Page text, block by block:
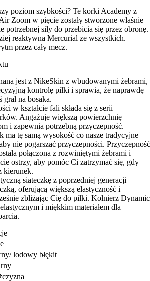
poziom szybkości? Te korki Academy z
Zoom w pięcie zostały stworzone właśnie
potrzebnej siły do przebicia się przez obronę.
reaktywna Mercurial ze wszystkich.
przez cały mecz.
jest z NikeSkin z wbudowanymi żebrami,
kontrolę piłki i sprawia, że naprawdę
grał na bosaka.
w kształcie fali składa się z serii
Angażuje większą powierzchnię
i zapewnia potrzebną przyczepność.
ma tę samą wysokość co nasze tradycyjne
nie pogarszać przyczepności. Przyczepność
połączona z rozwiniętymi żebrami i
ostrzy, aby pomóc Ci zatrzymać się, gdy
kierunek.
siateczkę z poprzedniej generacji
oferującą większą elastyczność i
zbliżając Cię do piłki. Kołnierz Dynamic
i miękkim materiałem dla
lodowy błękit